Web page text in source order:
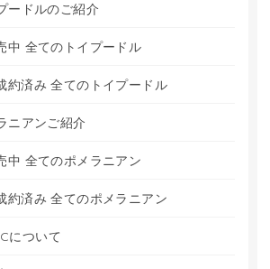
ードルのご紹介
中 全てのトイプードル
約済み 全てのトイプードル
ニアンご紹介
中 全てのポメラニアン
約済み 全てのポメラニアン
について